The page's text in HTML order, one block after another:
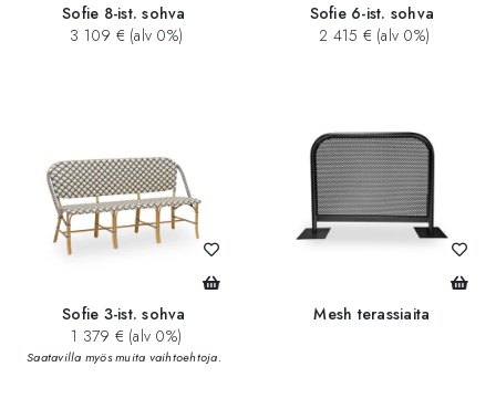
Sofie 8-ist. sohva
3 109 € (alv 0%)
Sofie 6-ist. sohva
2 415 € (alv 0%)
Sofie 3-ist. sohva
1 379 € (alv 0%)
Saatavilla myös muita vaihtoehtoja.
Mesh terassiaita